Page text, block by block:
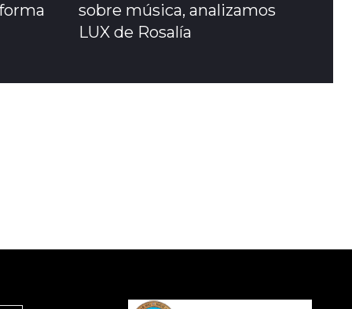
sobre música, analizamos
LUX de Rosalía